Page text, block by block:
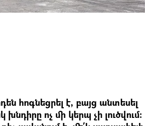
հոգնեցրել է, բայց անտեսել
խնդիրը ոչ մի կերպ չի լուծվում։